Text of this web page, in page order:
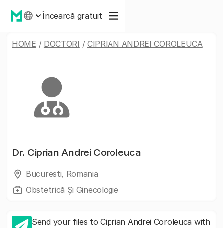
Încearcă gratuit
HOME / DOCTORI / CIPRIAN ANDREI COROLEUCA
Dr. Ciprian Andrei Coroleuca
Bucuresti, Romania
Obstetrică Și Ginecologie
Send your files to Ciprian Andrei Coroleuca with